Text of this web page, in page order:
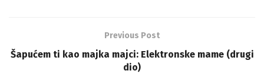
Previous Post
Šapućem ti kao majka majci: Elektronske mame (drugi
dio)